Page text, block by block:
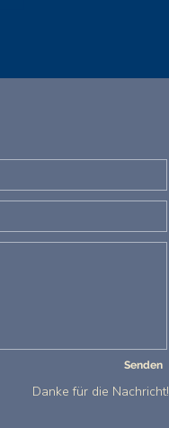
Senden
Danke für die Nachricht!